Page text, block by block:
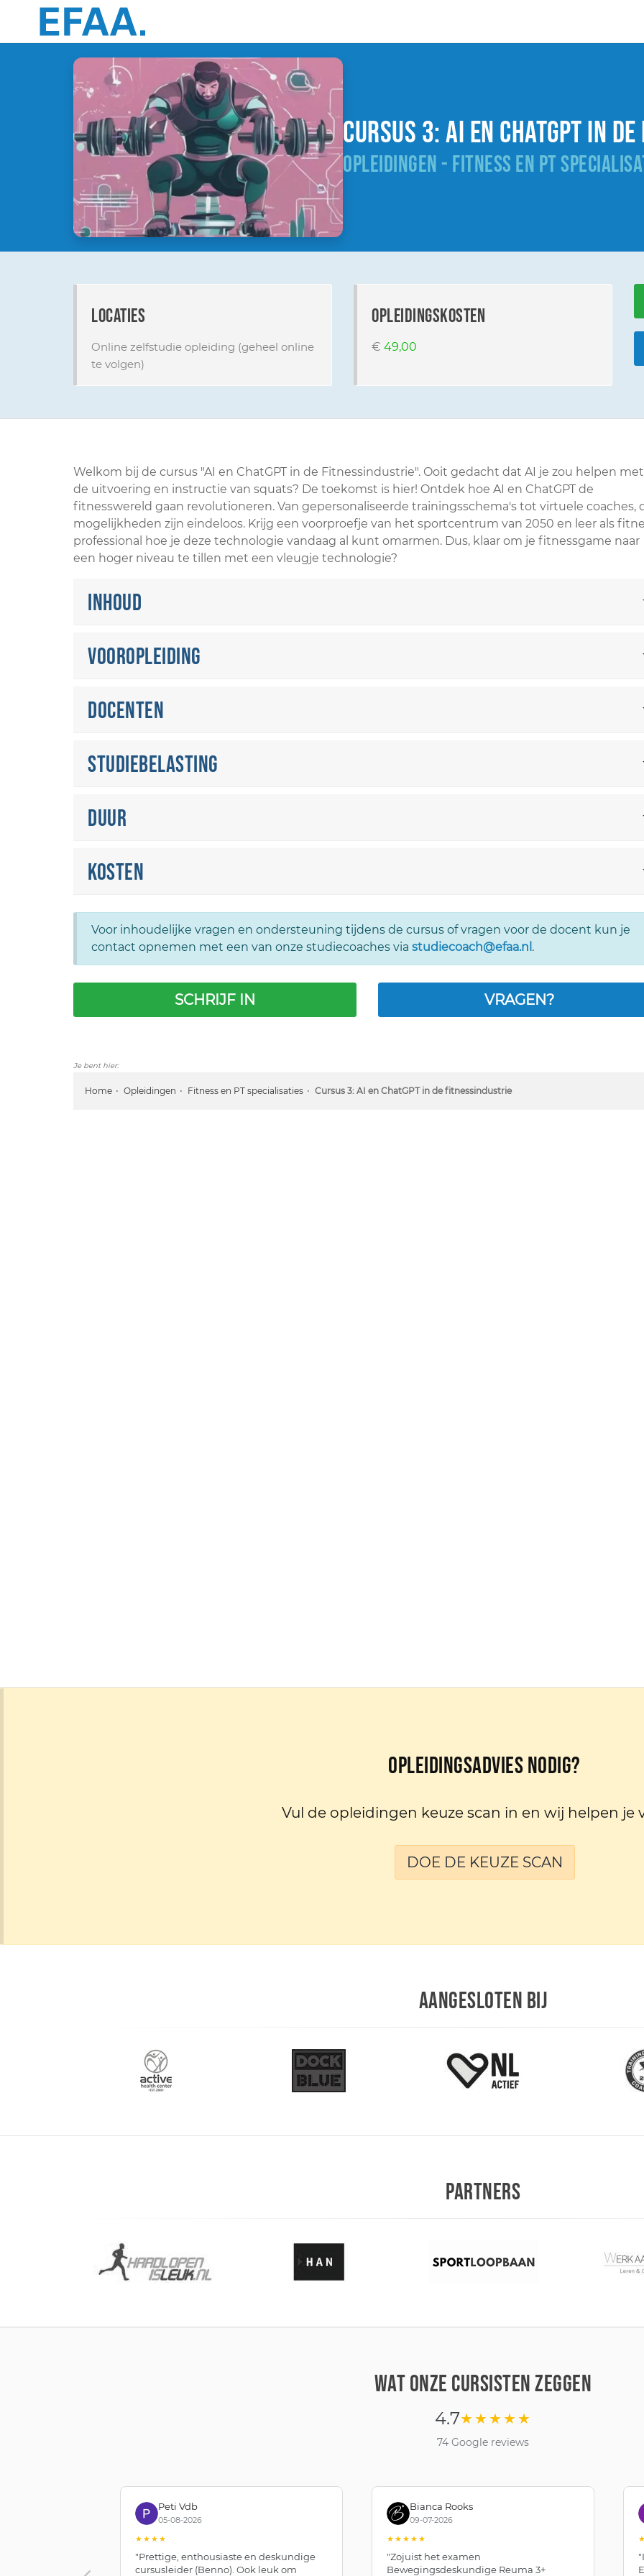
Cursus 3: AI en ChatGPT in
OPLEIDINGEN - FITNESS EN PT
locaties
Online zelfstudie opleiding (geheel online
te volgen)
opleidingskosten
€ 49,00
Welkom bij de cursus "AI en ChatGPT in de Fitnessindustrie". Ooit gedacht dat AI je zou helpen met
de uitvoering en instructie van squats? De toekomst is hier! Ontdek hoe AI en ChatGPT de
fitnesswereld gaan revolutioneren. Van gepersonaliseerde trainingsschema's tot virtuele coaches,
mogelijkheden zijn eindeloos. Krijg een voorproefje van het sportcentrum van 2050 en leer als
professional hoe je deze technologie vandaag al kunt omarmen. Dus, klaar om je fitnessgame naar
een hoger niveau te tillen met een vleugje technologie?
Inhoud
Vooropleiding
Docenten
Studiebelasting
Duur
Kosten
Voor inhoudelijke vragen en ondersteuning tijdens de cursus of vragen voor de docent kun je
contact opnemen met een van onze studiecoaches via studiecoach@efaa.nl .
SCHRIJF IN VRAGEN?
Je bent hier:
Home Opleidingen Fitness en PT specialisaties Cursus 3: AI en ChatGPT in de fitnessindustrie
Opleidingsadvies nodig?
Vul de opleidingen keuze scan in en wij helpen je
DOE DE KEUZE SCAN
AANGESLOTEN BIJ
PARTNERS
WAT ONZE CURSISTEN ZEGGEN
4.7★★★★★
74 Google reviews
Peti Vdb
05-08-2026
★★★★
"Prettige, enthousiaste en deskundige
cursusleider (Benno). Ook leuk om
Bianca Rooks
09-07-2026
★★★★★
"Zojuist het examen
Bewegingsdeskundige Reuma 3+